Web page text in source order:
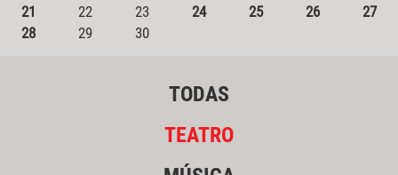
21
22 23 24 25 26
27
28
29 30
TODAS
TEATRO